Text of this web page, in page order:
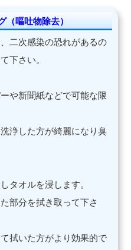
（嘔吐物除去）
二次感染の恐れがあるの
下さい。
や新聞紙などで可能な限
浄した方が綺麗になり臭
タオルを浸します。
部分を拭き取って下さ
拭いた方がより効果的で